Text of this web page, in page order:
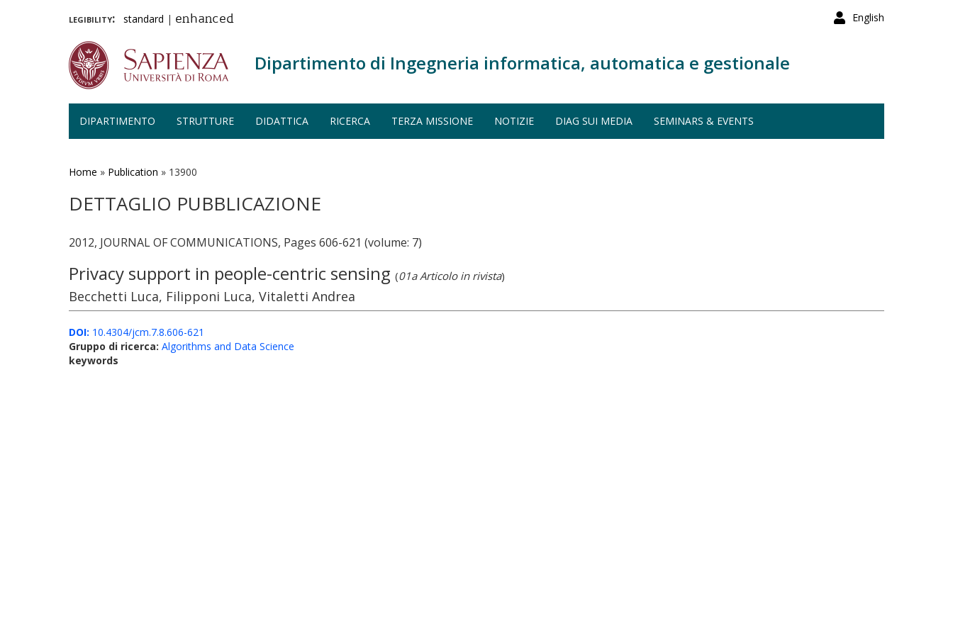
English
legibility: standard | enhanced
Dipartimento di Ingegneria informatica, automatica e gestionale
DIPARTIMENTO STRUTTURE DIDATTICA RICERCA TERZA MISSIONE NOTIZIE DIAG SUI MEDIA SEMINARS & EVENTS
Home » Publication » 13900
DETTAGLIO PUBBLICAZIONE
2012, JOURNAL OF COMMUNICATIONS, Pages 606-621 (volume: 7)
Privacy support in people-centric sensing (01a Articolo in rivista)
Becchetti Luca, Filipponi Luca, Vitaletti Andrea
DOI: 10.4304/jcm.7.8.606-621
Gruppo di ricerca: Algorithms and Data Science
keywords